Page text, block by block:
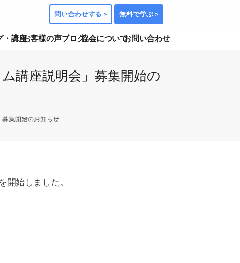
問い合わせする > 無料で学ぶ >
・講座お客様の声ブログ協会についてお問い合わせ
講座説明会」募集開始の
募集開始のお知らせ
開始しました。